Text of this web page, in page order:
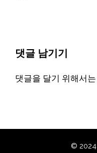
댓글 남기기
댓글을 달기 위해서는
©